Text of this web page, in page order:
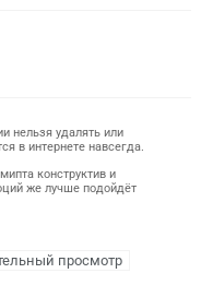
нельзя удалять или
в интернете навсегда.
конструктив и
же лучше подойдёт